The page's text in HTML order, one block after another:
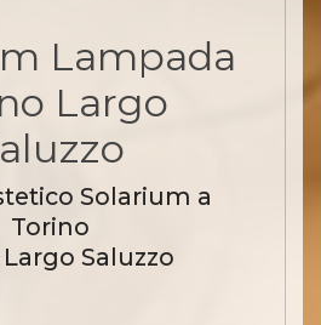
Lampada
Largo
Solarium a
Torino
Saluzzo